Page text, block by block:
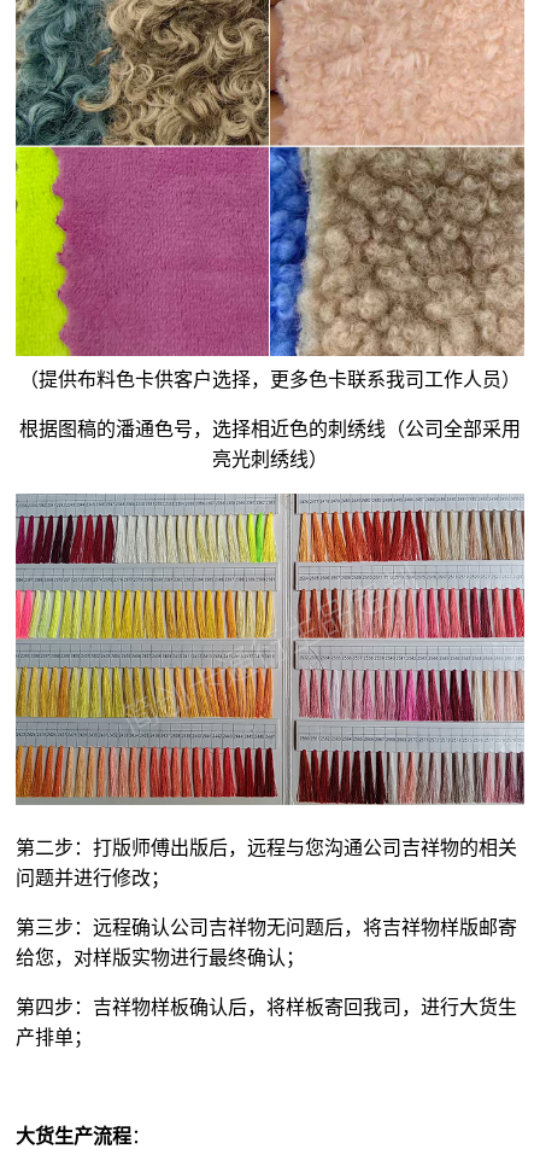
（提供布料色卡供客户选择，更多色卡联系我司工作人员）
根据图稿的潘通色号，选择相近色的刺绣线（公司全部采用
亮光刺绣线）
第二步：打版师傅出版后，远程与您沟通公司吉祥物的相关
问题并进行修改；
第三步：远程确认公司吉祥物无问题后，将吉祥物样版邮寄
给您，对样版实物进行最终确认；
第四步：吉祥物样板确认后，将样板寄回我司，进行大货生
产排单；
大货生产流程：